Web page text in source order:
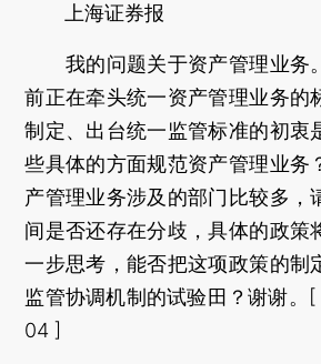
上海证券报
我的问题关于资产管理业务
前正在牵头统一资产管理业务的
制定、出台统一监管标准的初衷
些具体的方面规范资产管理业务
产管理业务涉及的部门比较多，
间是否还存在分歧，具体的政策
一步思考，能否把这项政策的制
监管协调机制的试验田？谢谢。[
04 ]